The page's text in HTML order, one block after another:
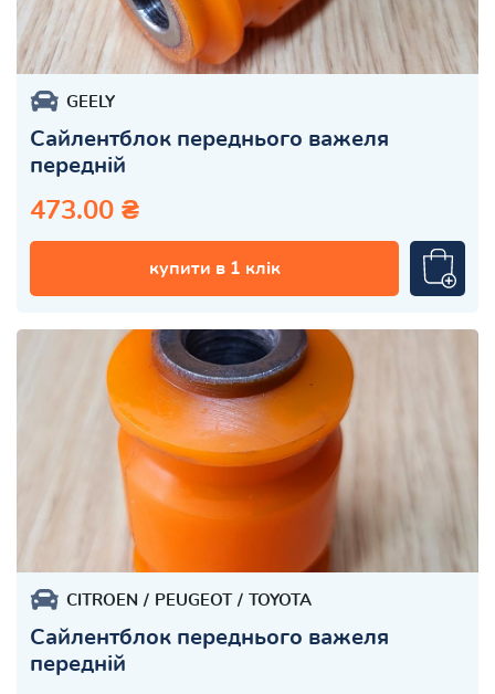
GEELY
Сайлентблок переднього важеля
передній
473.00 ₴
купити в 1 клік
CITROEN PEUGEOT TOYOTA
Сайлентблок переднього важеля
передній